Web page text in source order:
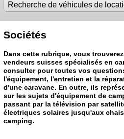
Recherche de véhicules de
Sociétés
Dans cette rubrique, vous
vendeurs suisses spécialisés en
consulter pour toutes vos
l'équipement, l'entretien et la
d'une caravane. En outre, ils
sur les sujets d'équipement de
passant par la télévision par
électriques solaires jusqu'aux
camping.